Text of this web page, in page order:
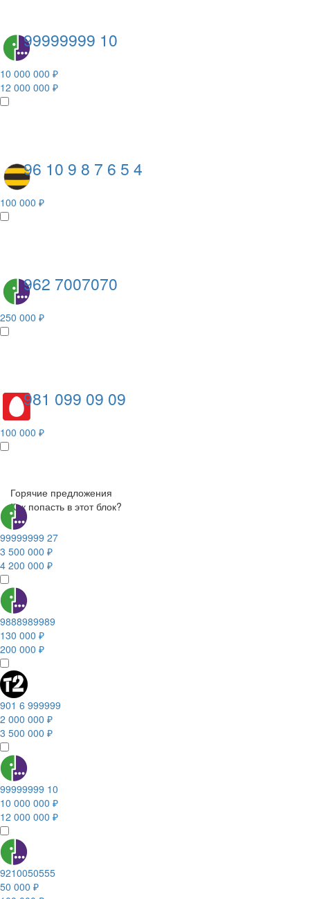
99999999 10
10 000 000 ₽
12 000 000 ₽
96 10 9 8 7 6 5 4
100 000 ₽
962 7007070
250 000 ₽
981 099 09 09
100 000 ₽
Горячие предложения
Как попасть в этот блок?
99999999 27
3 500 000 ₽
4 200 000 ₽
9888989989
130 000 ₽
200 000 ₽
901 6 999999
2 000 000 ₽
3 500 000 ₽
99999999 10
10 000 000 ₽
12 000 000 ₽
9210050555
50 000 ₽